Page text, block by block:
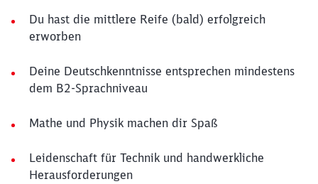
Du hast die mittlere Reife (bald) erfolgreich
erworben
Deine Deutschkenntnisse entsprechen mindestens
dem B2-Sprachniveau
Mathe und Physik machen dir Spaß
Leidenschaft für Technik und handwerkliche
Herausforderungen